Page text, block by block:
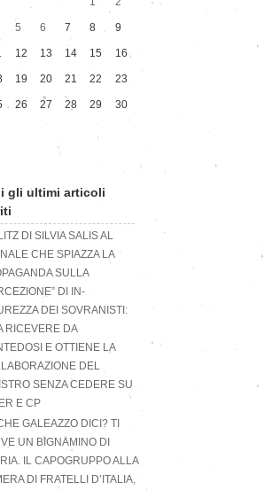
5 6 7 8 9
12 13 14 15 16
19 20 21 22 23
26 27 28 29 30
gli ultimi articoli
DI SILVIA SALIS AL
CHE SPIAZZA LA
SULLA
DI IN-
DEI SOVRANISTI:
RICEVERE DA
E OTTIENE LA
DEL
SENZA CEDERE SU
E CP
GALEAZZO DICI? TI
UN BIGNAMINO DI
IL CAPOGRUPPO ALLA
DI FRATELLI D’ITALIA,